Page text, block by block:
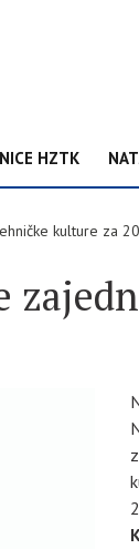
HZTK
kulture za